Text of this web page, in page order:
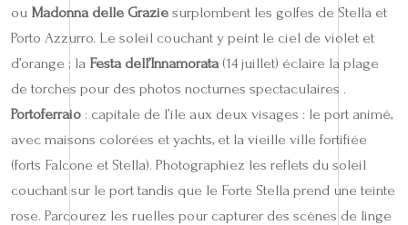
ou Madonna delle Grazie surplombent les golfes de Stella et
Porto Azzurro. Le soleil couchant y peint le ciel de violet et
d’orange ; la Festa dell’Innamorata(14 juillet) éclaire la plage
de torches pour des photos nocturnes spectaculaires .
Portoferraio : capitale de l’île aux deux visages : le port animé,
avec maisons colorées et yachts, et la vieille ville fortifiée
(forts Falcone et Stella). Photographiez les reflets du soleil
couchant sur le port tandis que le Forte Stella prend une teinte
rose. Parcourez les ruelles pour capturer des scènes de linge